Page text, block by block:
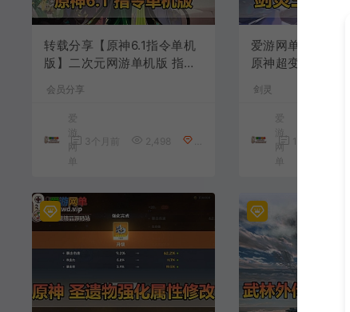
转载分享【原神6.1指令单机
版】二次元网游单机版 指令
背包 抽卡 商店 MOD 未亲测
图文教学
会员分享
爱
游
网
单
3个月前 2,498
爱游网单亲测【剑
原神超变单机版
带配套攻略 物品
后台 虚拟机一键
教学
剑灵
爱
游
网
单
1年前